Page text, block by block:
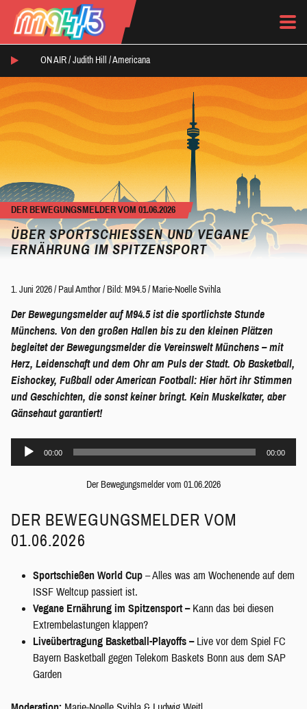
ON AIR / Judith Hill /Americana
DER BEWEGUNGSMELDER VOM 01.06.2026
ÜBER SPORTSCHIESSEN UND VEGANE E
RNÄHRUNG IM SPITZENSPORT
1. Juni 2026 / Paul Amthor / Bild: M94.5 / Marie-Noelle Svihla
Der Bewegungsmelder auf M94.5 ist die sportlichste Stunde
Münchens. Von den großen Hallen bis zu den kleinen Plätzen
begleitet der Bewegungsmelder die Vereinswelt Münchens – mit
Herz, Leidenschaft und dem Ohr am Puls der Stadt. Ob Basketball,
Eishockey, Fußball oder American Football: Hier hört ihr Stimmen
und Geschichten, die sonst keiner bringt. Kein Muskelkater, aber
Gänsehaut garantiert!
Audio-
00:00 00:00
Der Bewegungsmelder vom 01.06.2026
DER BEWEGUNGSMELDER VOM
01.06.2026
Sportschießen World Cup – Alles was am Wochenende auf dem
ISSF Weltcup passiert ist.
Vegane Ernährung im Spitzensport – Kann das bei diesen
Extrembelastungen klappen?
Liveübertragung Basketball-Playoffs – Live vor dem Spiel FC
Bayern Basketball gegen Telekom Baskets Bonn aus dem SAP
Garden